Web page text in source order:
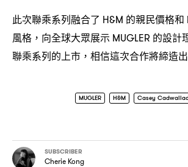
此次聯乘系列融合了 H&M 的親民價格和
風格 ， 向全球大眾展示 MUGLER 的設計
聯乘系列的上市 ， 相信這次合作將締造
MUGLER H&M Casey
SUBSCRIBER
Cherie Kong